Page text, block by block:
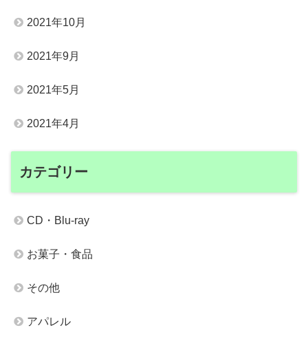
2021年10月
2021年9月
2021年5月
2021年4月
カテゴリー
CD・Blu-ray
お菓子・食品
その他
アパレル